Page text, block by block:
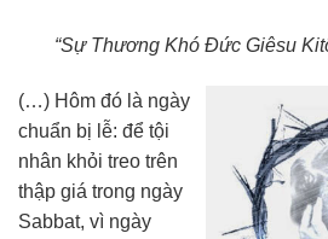
“Sự Thương Khó Ðức Giêsu
(…) Hôm đó là ngày
chuẩn bị lễ: để tội
nhân khỏi treo trên
thập giá trong ngày
Sabbat, vì ngày